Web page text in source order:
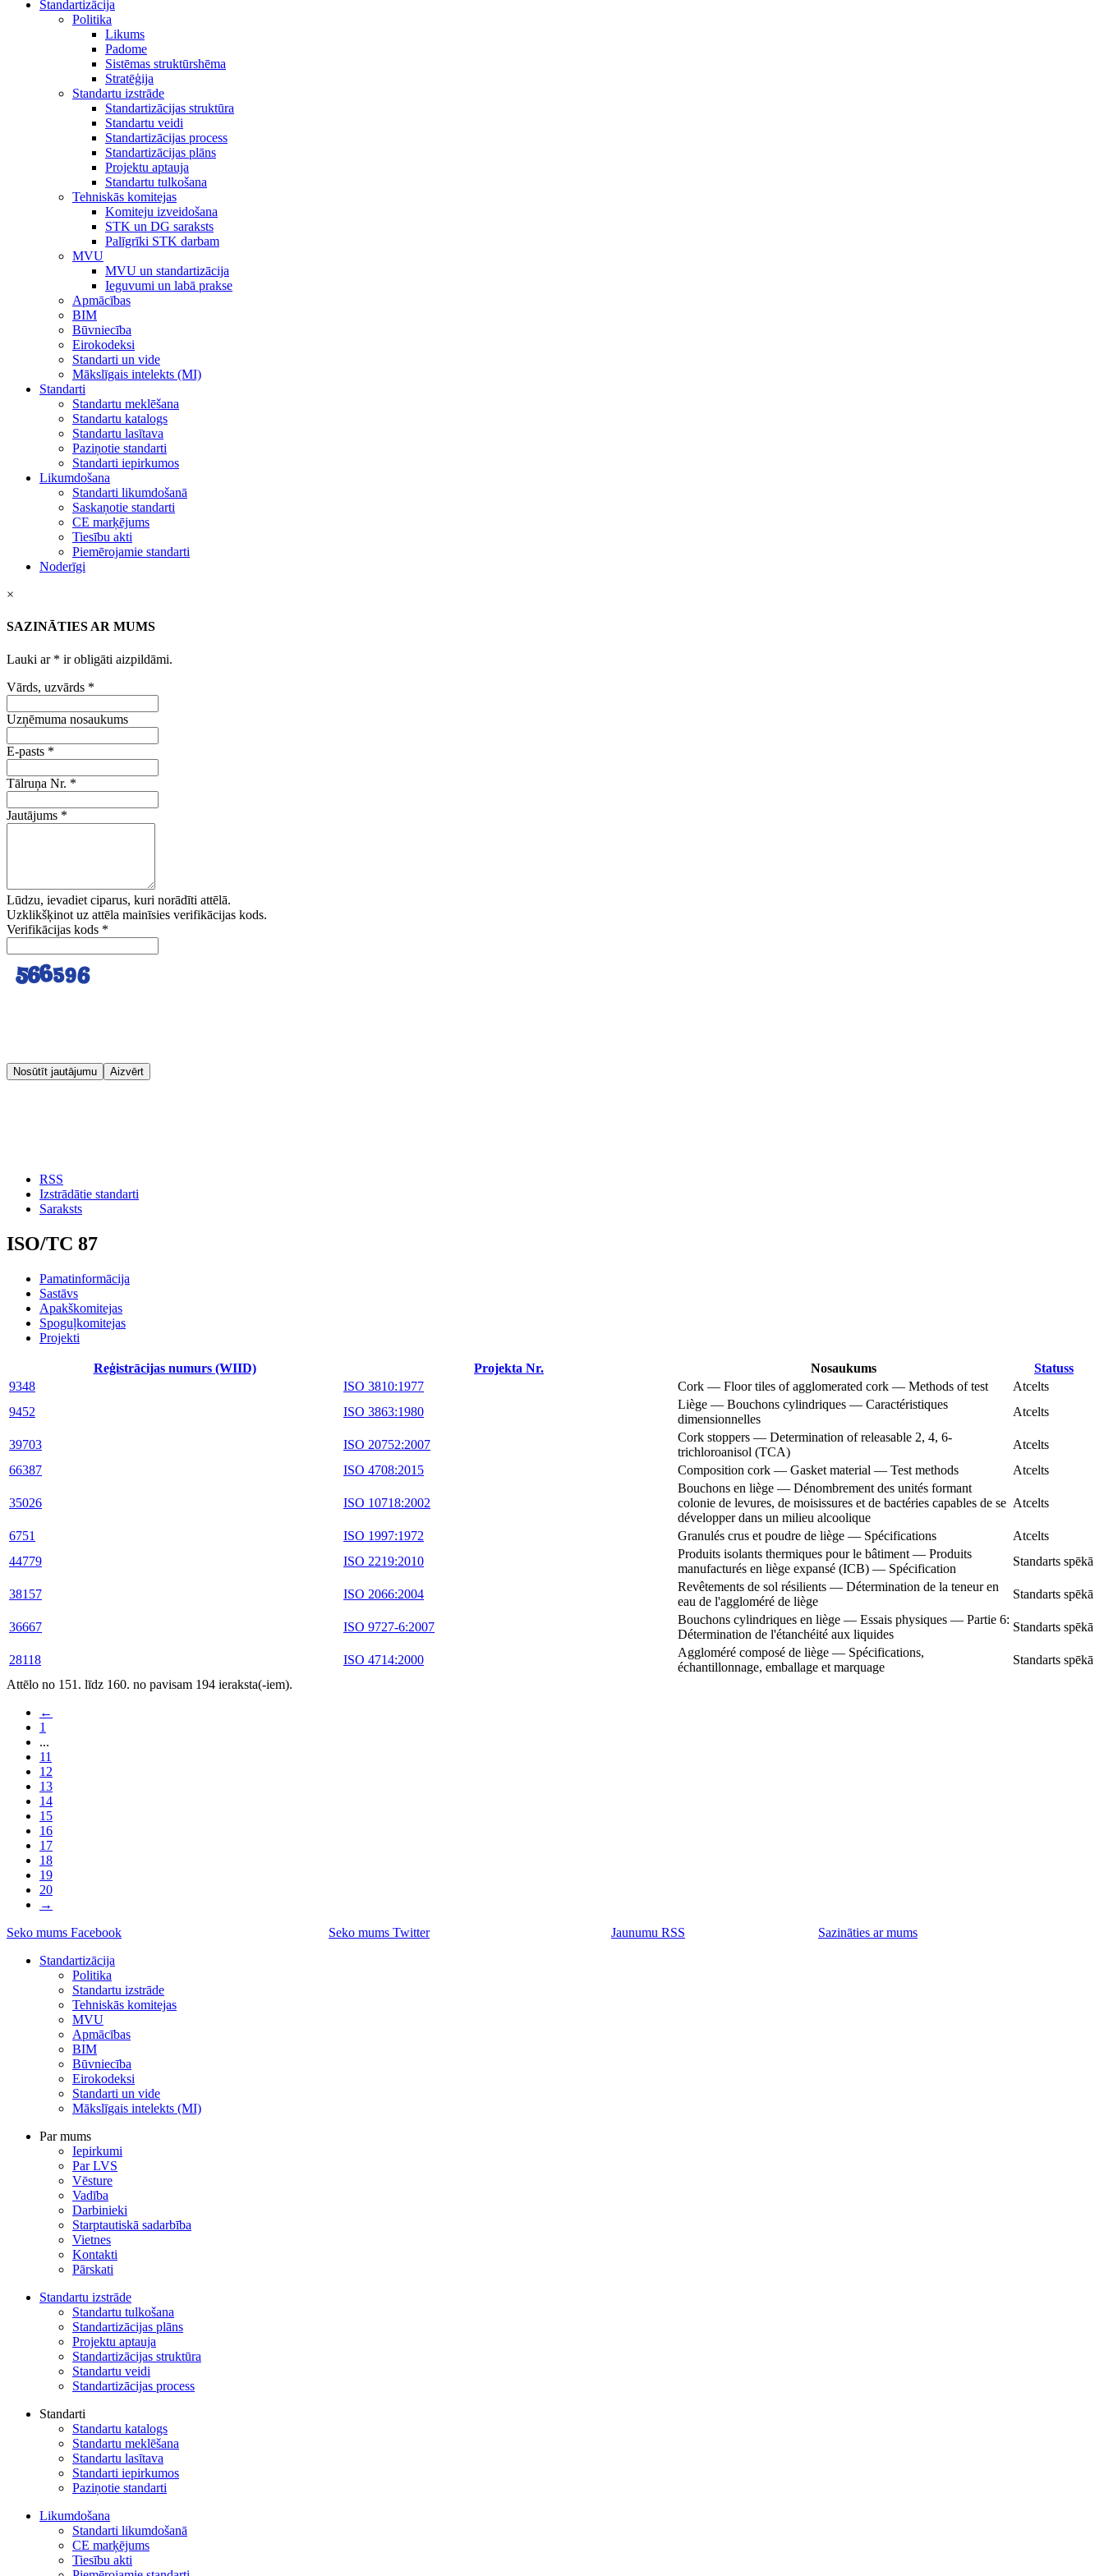
Standartizācija
Politika
Likums
Padome
Sistēmas struktūrshēma
Stratēģija
Standartu izstrāde
Standartizācijas struktūra
Standartu veidi
Standartizācijas process
Standartizācijas plāns
Projektu aptauja
Standartu tulkošana
Tehniskās komitejas
Komiteju izveidošana
STK un DG saraksts
Palīgrīki STK darbam
MVU
MVU un standartizācija
Ieguvumi un labā prakse
Apmācības
BIM
Būvniecība
Eirokodeksi
Standarti un vide
Mākslīgais intelekts (MI)
Standarti
Standartu meklēšana
Standartu katalogs
Standartu lasītava
Paziņotie standarti
Standarti iepirkumos
Likumdošana
Standarti likumdošanā
Saskaņotie standarti
CE marķējums
Tiesību akti
Piemērojamie standarti
Noderīgi
×
SAZINĀTIES AR MUMS
Lauki ar * ir obligāti aizpildāmi.
Vārds, uzvārds *
Uzņēmuma nosaukums
E-pasts *
Tālruņa Nr. *
Jautājums *
Lūdzu, ievadiet ciparus, kuri norādīti attēlā.
Uzklikšķinot uz attēla mainīsies verifikācijas kods.
Verifikācijas kods *
Nosūtīt jautājumu Aizvērt
RSS
Izstrādātie standarti
Saraksts
ISO/TC 87
Pamatinformācija
Sastāvs
Apakškomitejas
Spoguļkomitejas
Projekti
Reģistrācijas numurs (WIID) Projekta Nr. Nosaukums
Statuss
9348
ISO 3810:1977 Cork — Floor tiles of agglomerated cork — Methods of test
Atcelts
9452
ISO 3863:1980
Liège — Bouchons cylindriques — Caractéristiques
dimensionnelles
Atcelts
39703 ISO 20752:2007
Cork stoppers — Determination of releasable 2, 4, 6-
trichloroanisol (TCA)
Atcelts
66387
ISO 4708:2015 Composition cork — Gasket material — Test methods Atcelts
35026 ISO 10718:2002
Bouchons en liège — Dénombrement des unités formant
colonie de levures, de moisissures et de bactéries capables de se
développer dans un milieu alcoolique
Atcelts
6751 ISO 1997:1972 Granulés crus et poudre de liège — Spécifications
Atcelts
44779
ISO 2219:2010
Produits isolants thermiques pour le bâtiment — Produits
manufacturés en liège expansé (ICB) — Spécification
Standarts spēkā
38157 ISO 2066:2004
Revêtements de sol résilients — Détermination de la teneur en
eau de l'aggloméré de liège
Standarts spēkā
36667 ISO 9727-6:2007
Bouchons cylindriques en liège — Essais physiques — Partie 6:
Détermination de l'étanchéité aux liquides
Standarts spēkā
28118 ISO 4714:2000
Aggloméré composé de liège — Spécifications,
échantillonnage, emballage et marquage
Standarts spēkā
Attēlo no 151. līdz 160. no pavisam 194 ieraksta(-iem).
←
1
...
11
12
13
14
15
16
17
18
19
20
→
Seko mums Facebook
Seko mums Twitter Jaunumu RSS
Sazināties ar mums
Standartizācija
Politika
Standartu izstrāde
Tehniskās komitejas
MVU
Apmācības
BIM
Būvniecība
Eirokodeksi
Standarti un vide
Mākslīgais intelekts (MI)
Par mums
Iepirkumi
Par LVS
Vēsture
Vadība
Darbinieki
Starptautiskā sadarbība
Vietnes
Kontakti
Pārskati
Standartu izstrāde
Standartu tulkošana
Standartizācijas plāns
Projektu aptauja
Standartizācijas struktūra
Standartu veidi
Standartizācijas process
Standarti
Standartu katalogs
Standartu meklēšana
Standartu lasītava
Standarti iepirkumos
Paziņotie standarti
Likumdošana
Standarti likumdošanā
CE marķējums
Tiesību akti